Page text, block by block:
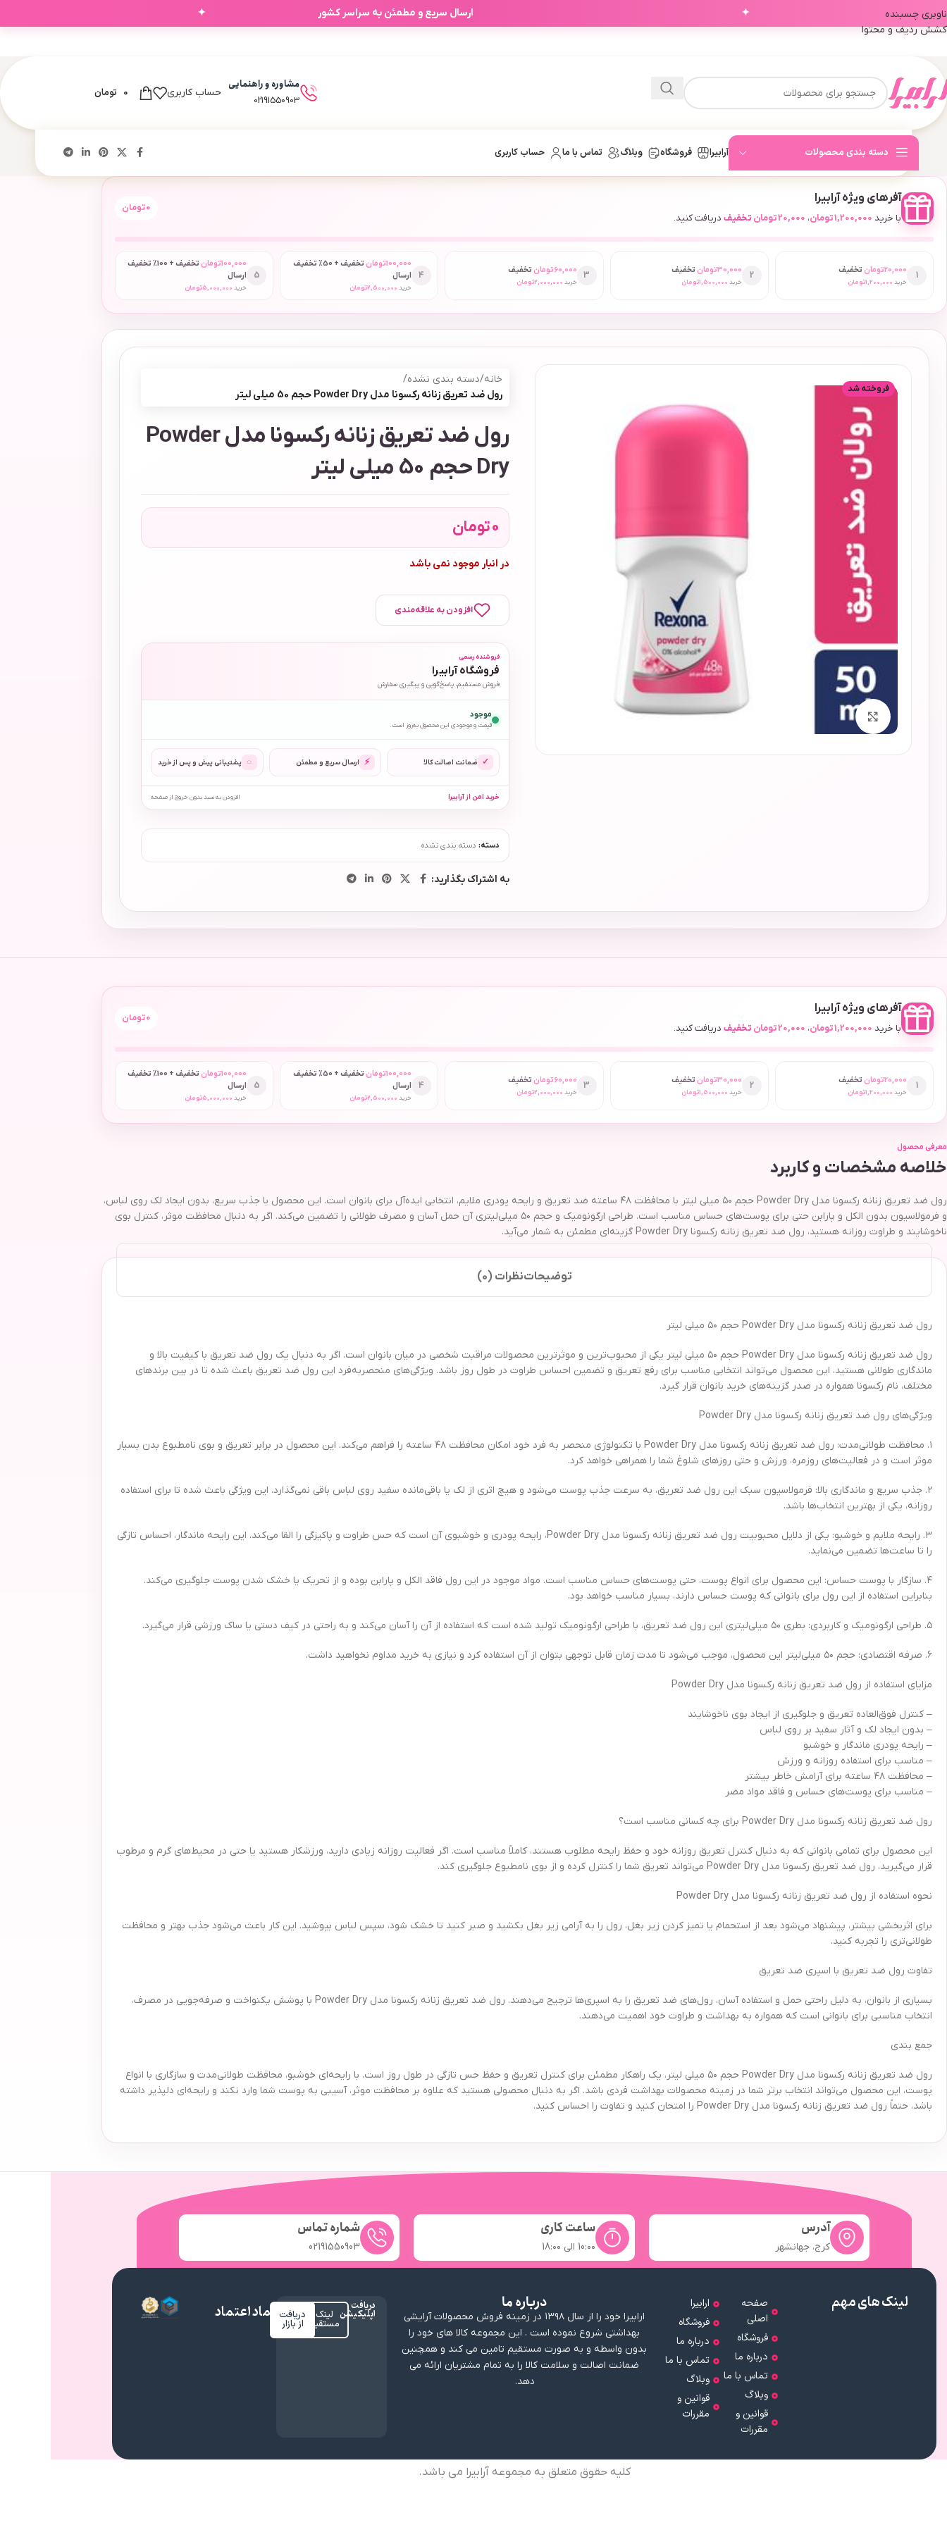
✦ ارسال سریع و مطمئن به سراسر کشور ✦
ناوبری چسبنده
کشش ردیف و محتوا
مشاوره و راهنمایی
02191550903
حساب کاربری 0 تومان
دسته بندی محصولات آرابیرا فروشگاه وبلاگ تماس با ما حساب کاربری
آفرهای ویژه آرابیرا
با خرید 1,200,000تومان، 20,000تومان تخفیف دریافت کنید.
0تومان
1
20,000تومان تخفیف
خرید 1,200,000تومان
2
30,000تومان تخفیف
خرید 1,500,000تومان
3
60,000تومان تخفیف
خرید 2,000,000تومان
4
100,000تومان
تخفیف + 50٪ تخفیف
ارسال
خرید 2,500,000تومان
5
100,000تومان
تخفیف + 100٪ تخفیف
ارسال
خرید 5,000,000تومان
فروخته شد
برای بزرگنمایی کلیک کنید
خانه/دسته بندی نشده/
رول ضد تعریق زنانه رکسونا مدل Powder Dry حجم 50 میلی لیتر
رول ضد تعریق زنانه رکسونا مدل Powder
Dry حجم 50 میلی لیتر
0تومان
در انبار موجود نمی باشد
افزودن به علاقه‌مندی
فروشنده رسمی
فروشگاه آرابیرا
فروش مستقیم، پاسخ‌گویی و پیگیری سفارش
موجود
قیمت و موجودی این محصول به‌روز است.
✓ ضمانت اصالت کالا ⚡ ارسال سریع و مطمئن ◌ پشتیبانی پیش و پس از خرید
خرید امن از آرابیرا افزودن به سبد بدون خروج از صفحه
دسته: دسته بندی نشده
به اشتراک بگذارید:
آفرهای ویژه آرابیرا
با خرید 1,200,000تومان، 20,000تومان تخفیف دریافت کنید.
0تومان
1
20,000تومان تخفیف
خرید 1,200,000تومان
2
30,000تومان تخفیف
خرید 1,500,000تومان
3
60,000تومان تخفیف
خرید 2,000,000تومان
4
100,000تومان
تخفیف + 50٪ تخفیف
ارسال
خرید 2,500,000تومان
5
100,000تومان
تخفیف + 100٪ تخفیف
ارسال
خرید 5,000,000تومان
معرفی محصول
خلاصه مشخصات و کاربرد
رول ضد تعریق زنانه رکسونا مدل Powder Dry حجم ۵۰ میلی لیتر با محافظت ۴۸ ساعته ضد تعریق و رایحه پودری ملایم، انتخابی ایده‌آل برای بانوان است. این محصول با جذب سریع، بدون ایجاد لک روی لباس،
و فرمولاسیون بدون الکل و پارابن حتی برای پوست‌های حساس مناسب است. طراحی ارگونومیک و حجم ۵۰ میلی‌لیتری آن حمل آسان و مصرف طولانی را تضمین می‌کند. اگر به دنبال محافظت موثر، کنترل بوی
ناخوشایند و طراوت روزانه هستید، رول ضد تعریق زنانه رکسونا Powder Dry گزینه‌ای مطمئن به شمار می‌آید.
توضیحاتنظرات (0)
رول ضد تعریق زنانه رکسونا مدل Powder Dry حجم ۵۰ میلی لیتر
رول ضد تعریق زنانه رکسونا مدل Powder Dry حجم ۵۰ میلی لیتر یکی از محبوب‌ترین و موثرترین محصولات مراقبت شخصی در میان بانوان است. اگر به دنبال یک رول ضد تعریق با کیفیت بالا و
ماندگاری طولانی هستید، این محصول می‌تواند انتخابی مناسب برای رفع تعریق و تضمین احساس طراوت در طول روز باشد. ویژگی‌های منحصربه‌فرد این رول ضد تعریق باعث شده تا در بین برندهای
مختلف، نام رکسونا همواره در صدر گزینه‌های خرید بانوان قرار گیرد.
ویژگی‌های رول ضد تعریق زنانه رکسونا مدل Powder Dry
۱. محافظت طولانی‌مدت: رول ضد تعریق زنانه رکسونا مدل Powder Dry با تکنولوژی منحصر به فرد خود امکان محافظت ۴۸ ساعته را فراهم می‌کند. این محصول در برابر تعریق و بوی نامطبوع بدن بسیار
موثر است و در فعالیت‌های روزمره، ورزش و حتی روزهای شلوغ شما را همراهی خواهد کرد.
۲. جذب سریع و ماندگاری بالا: فرمولاسیون سبک این رول ضد تعریق، به سرعت جذب پوست می‌شود و هیچ اثری از لک یا باقی‌مانده سفید روی لباس باقی نمی‌گذارد. این ویژگی باعث شده تا برای استفاده
روزانه، یکی از بهترین انتخاب‌ها باشد.
۳. رایحه ملایم و خوشبو: یکی از دلایل محبوبیت رول ضد تعریق زنانه رکسونا مدل Powder Dry، رایحه پودری و خوشبوی آن است که حس طراوت و پاکیزگی را القا می‌کند. این رایحه ماندگار، احساس تازگی
را تا ساعت‌ها تضمین می‌نماید.
۴. سازگار با پوست حساس: این محصول برای انواع پوست، حتی پوست‌های حساس مناسب است. مواد موجود در این رول فاقد الکل و پارابن بوده و از تحریک یا خشک شدن پوست جلوگیری می‌کند.
بنابراین استفاده از این رول برای بانوانی که پوست حساس دارند، بسیار مناسب خواهد بود.
۵. طراحی ارگونومیک و کاربردی: بطری ۵۰ میلی‌لیتری این رول ضد تعریق، با طراحی ارگونومیک تولید شده است که استفاده از آن را آسان می‌کند و به راحتی در کیف دستی یا ساک ورزشی قرار می‌گیرد.
۶. صرفه اقتصادی: حجم ۵۰ میلی‌لیتر این محصول، موجب می‌شود تا مدت زمان قابل توجهی بتوان از آن استفاده کرد و نیازی به خرید مداوم نخواهید داشت.
مزایای استفاده از رول ضد تعریق زنانه رکسونا مدل Powder Dry
– کنترل فوق‌العاده تعریق و جلوگیری از ایجاد بوی ناخوشایند
– بدون ایجاد لک و آثار سفید بر روی لباس
– رایحه پودری ماندگار و خوشبو
– مناسب برای استفاده روزانه و ورزش
– محافظت ۴۸ ساعته برای آرامش خاطر بیشتر
– مناسب برای پوست‌های حساس و فاقد مواد مضر
رول ضد تعریق زنانه رکسونا مدل Powder Dry برای چه کسانی مناسب است؟
این محصول برای تمامی بانوانی که به دنبال کنترل تعریق روزانه خود و حفظ رایحه مطلوب هستند، کاملاً مناسب است. اگر فعالیت روزانه زیادی دارید، ورزشکار هستید یا حتی در محیط‌های گرم و مرطوب
قرار می‌گیرید، رول ضد تعریق رکسونا مدل Powder Dry می‌تواند تعریق شما را کنترل کرده و از بوی نامطبوع جلوگیری کند.
نحوه استفاده از رول ضد تعریق زنانه رکسونا مدل Powder Dry
برای اثربخشی بیشتر، پیشنهاد می‌شود بعد از استحمام یا تمیز کردن زیر بغل، رول را به آرامی زیر بغل بکشید و صبر کنید تا خشک شود، سپس لباس بپوشید. این کار باعث می‌شود جذب بهتر و محافظت
طولانی‌تری را تجربه کنید.
تفاوت رول ضد تعریق با اسپری ضد تعریق
بسیاری از بانوان، به دلیل راحتی حمل و استفاده آسان، رول‌های ضد تعریق را به اسپری‌ها ترجیح می‌دهند. رول ضد تعریق زنانه رکسونا مدل Powder Dry با پوشش یکنواخت و صرفه‌جویی در مصرف،
انتخاب مناسبی برای بانوانی است که همواره به بهداشت و طراوت خود اهمیت می‌دهند.
جمع بندی
رول ضد تعریق زنانه رکسونا مدل Powder Dry حجم ۵۰ میلی لیتر، یک راهکار مطمئن برای کنترل تعریق و حفظ حس تازگی در طول روز است. با رایحه‌ای خوشبو، محافظت طولانی‌مدت و سازگاری با انواع
پوست، این محصول می‌تواند انتخاب برتر شما در زمینه محصولات بهداشت فردی باشد. اگر به دنبال محصولی هستید که علاوه بر محافظت موثر، آسیبی به پوست شما وارد نکند و رایحه‌ای دلپذیر داشته
باشد، حتماً رول ضد تعریق زنانه رکسونا مدل Powder Dry را امتحان کنید و تفاوت را احساس کنید.
آدرس
کرج، جهانشهر
ساعت کاری
10:۰۰ الی 18:۰۰
شماره تماس
02191550903
لینک های مهم
صفحه
اصلی
فروشگاه
درباره ما
تماس با ما
وبلاگ
قوانین و
مقررات
ارابیرا
فروشگاه
درباره ما
تماس با ما
وبلاگ
قوانین و
مقررات
درباره ما
ارابیرا خود را از سال ۱۳۹۸ در زمینه فروش محصولات آرایشی
بهداشتی شروع نموده است . این مجموعه کالا های خود را
بدون واسطه و به صورت مستقیم تامین می کند و همچنین
ضمانت اصالت و سلامت کالا را به تمام مشتریان ارائه می
دهد.
دریافت
اپلیکیشن لینک
مستقیم
دریافت
از بازار نماد اعتماد
کلیه حقوق متعلق به مجموعه آرابیرا می باشد.